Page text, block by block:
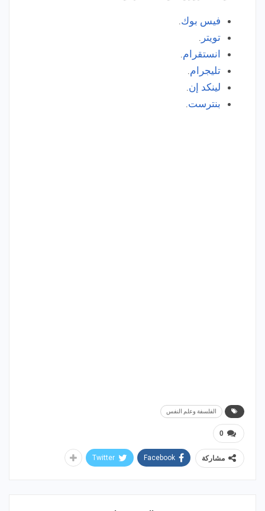
فيس بوك.
تويتر .
انستقرام.
تليجرام.
لينكد إن.
بنترست.
الفلسفة وعلم النفس
0
مشاركة Facebook
Twitter